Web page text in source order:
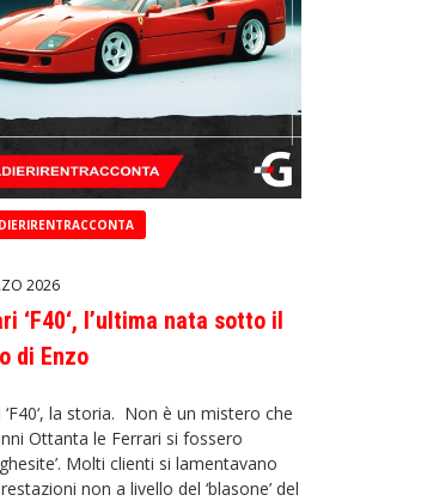
2026
‘F40‘, l’ultima nata sotto il
di Enzo
‘F40‘, la storia. Non è un mistero che
Ottanta le Ferrari si fossero
Molti clienti si lamentavano
non a livello del ‘blasone’ del